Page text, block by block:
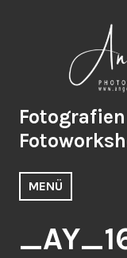
MENÜ